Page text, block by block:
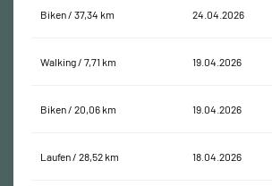
Biken / 37,34 km 24.04.2026
Walking / 7,71 km 19.04.2026
Biken / 20,06 km 19.04.2026
Laufen / 28,52 km 18.04.2026